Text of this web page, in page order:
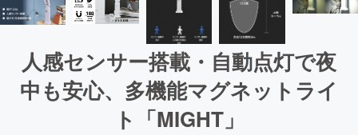
人感センサー搭載・自動点灯で夜
中も安心、多機能マグネットライ
ト「MIGHT」